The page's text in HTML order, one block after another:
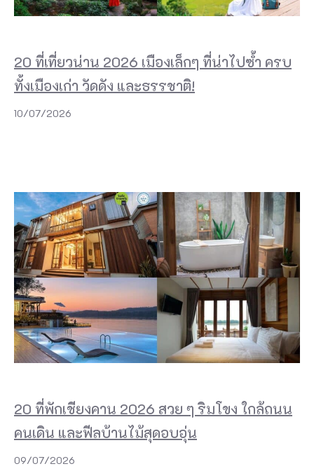
20 ที่เที่ยวน่าน 2026 เมืองเล็กๆ ที่น่าไปซ้ำ ครบ
ทั้งเมืองเก่า วัดดัง และธรรชาติ!
10/07/2026
20 ที่พักเชียงคาน 2026 สวย ๆ ริมโขง ใกล้ถนน
คนเดิน และฟีลบ้านไม้สุดอบอุ่น
09/07/2026